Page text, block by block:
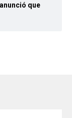
que